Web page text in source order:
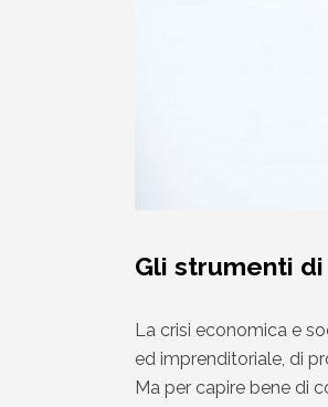
Gli strumenti
La crisi economica e
ed imprenditoriale, di
Ma per capire bene di